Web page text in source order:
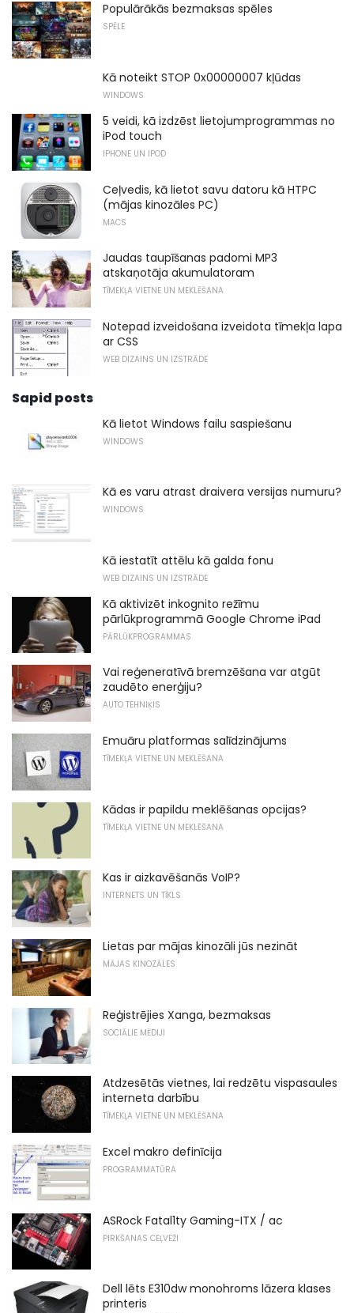
Populārākās bezmaksas spēles
SPĒLE
Kā noteikt STOP 0x00000007 kļūdas
WINDOWS
5 veidi, kā izdzēst lietojumprogrammas no
iPod touch
IPHONE UN IPOD
Ceļvedis, kā lietot savu datoru kā HTPC
(mājas kinozāles PC)
MACS
Jaudas taupīšanas padomi MP3
atskaņotāja akumulatoram
TĪMEKĻA VIETNE UN MEKLĒŠANA
Notepad izveidošana izveidota tīmekļa lapa
ar CSS
WEB DIZAINS UN IZSTRĀDE
Sapid posts
Kā lietot Windows failu saspiešanu
WINDOWS
Kā es varu atrast draivera versijas numuru?
WINDOWS
Kā iestatīt attēlu kā galda fonu
WEB DIZAINS UN IZSTRĀDE
Kā aktivizēt inkognito režīmu
pārlūkprogrammā Google Chrome iPad
PĀRLŪKPROGRAMMAS
Vai reģeneratīvā bremzēšana var atgūt
zaudēto enerģiju?
AUTO TEHNIĶIS
Emuāru platformas salīdzinājums
TĪMEKĻA VIETNE UN MEKLĒŠANA
Kādas ir papildu meklēšanas opcijas?
TĪMEKĻA VIETNE UN MEKLĒŠANA
Kas ir aizkavēšanās VoIP?
INTERNETS UN TĪKLS
Lietas par mājas kinozāli jūs nezināt
MĀJAS KINOZĀLES
Reģistrējies Xanga, bezmaksas
SOCIĀLIE MĒDIJI
Atdzesētās vietnes, lai redzētu vispasaules
interneta darbību
TĪMEKĻA VIETNE UN MEKLĒŠANA
Excel makro definīcija
PROGRAMMATŪRA
ASRock Fatal1ty Gaming-ITX / ac
PIRKŠANAS CEĻVEŽI
Dell lēts E310dw monohroms lāzera klases
printeris